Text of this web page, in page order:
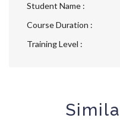
Student Name :
Course Duration :
Training Level :